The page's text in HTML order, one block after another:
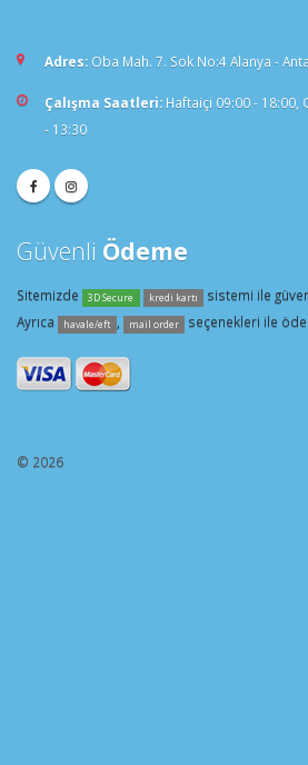
Adres: Oba Mah. 7. Sok No:4 Alanya -
Çalışma Saatleri: Haftaiçi 09:00 - 18:00,
- 13:30
Güvenli Ödeme
Sitemizde 3D Secure kredi kartı
sistemi ile
Ayrıca
havale/eft , mail order seçenekleri ile
© 2026